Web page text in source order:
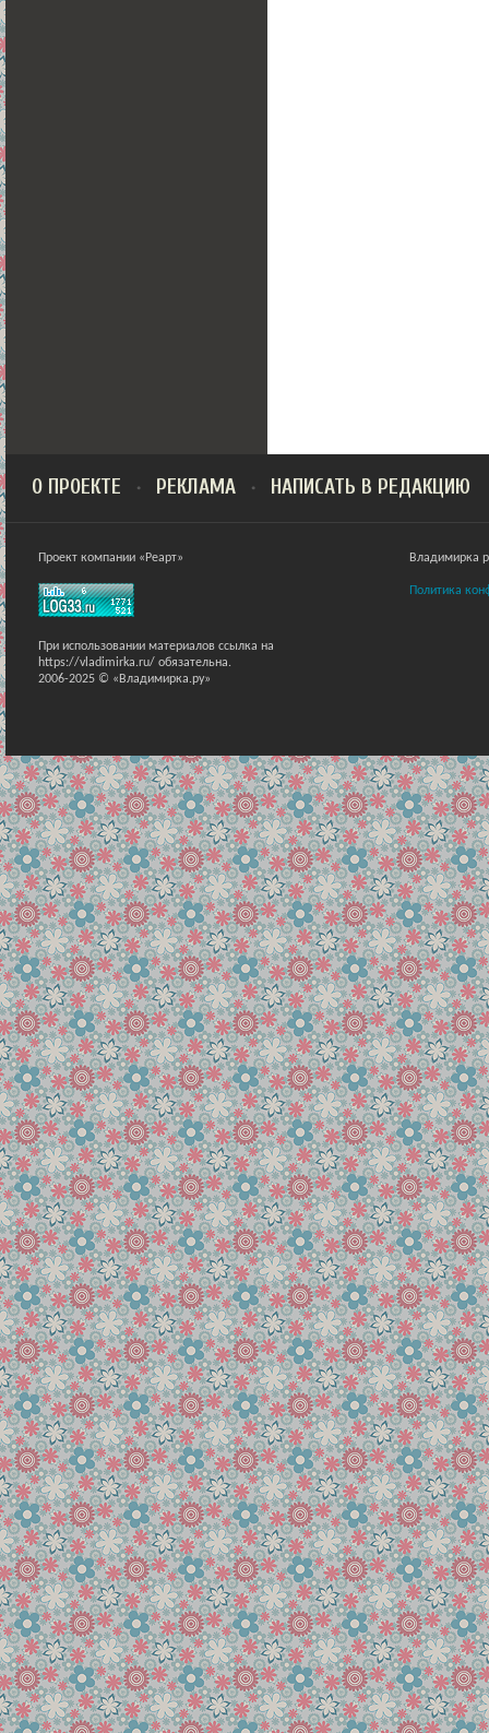
О ПРОЕКТЕ РЕКЛАМА НАПИСАТЬ В РЕДАКЦИЮ
Проект компании «Реарт»
При использовании материалов ссылка на
https://vladimirka.ru/ обязательна.
2006-2025 © «Владимирка.ру»
Владимирка
Политика